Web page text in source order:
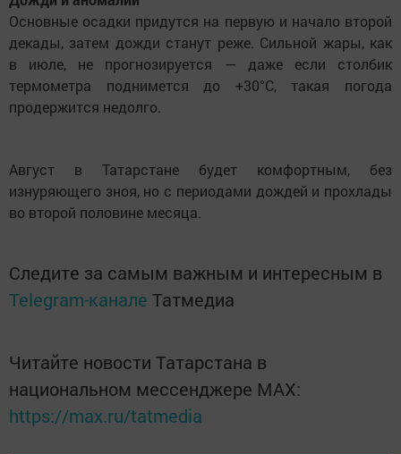
Основные осадки придутся на первую и начало второй
декады, затем дожди станут реже. Сильной жары, как
в июле, не прогнозируется — даже если столбик
термометра поднимется до +30°C, такая погода
продержится недолго.
Август в Татарстане будет комфортным, без
изнуряющего зноя, но с периодами дождей и прохлады
во второй половине месяца.
Следите за самым важным и интересным в
Telegram-канале Татмедиа
Читайте новости Татарстана в
национальном мессенджере MАХ:
https://max.ru/tatmedia